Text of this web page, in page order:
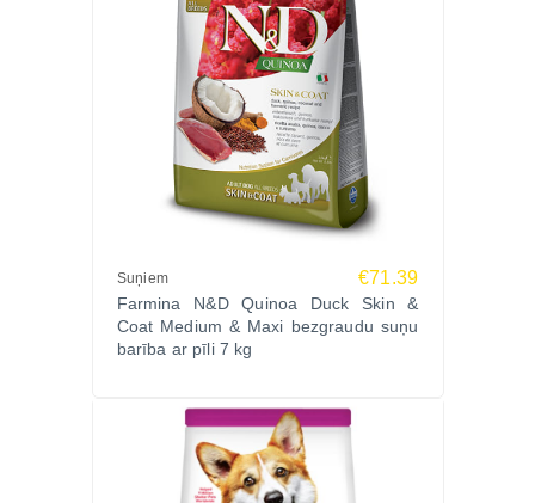
Suņiem €71.39
Farmina N&D Quinoa Duck Skin &
Coat Medium & Maxi bezgraudu suņu
barība ar pīli 7 kg